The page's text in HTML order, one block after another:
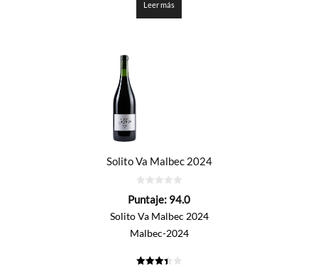
Leer más
Solito Va Malbec 2024
de
Puntaje: 94.0
Solito Va Malbec 2024
Malbec-2024